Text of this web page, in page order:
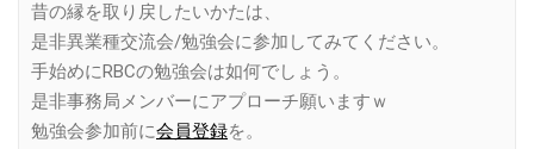
昔の縁を取り戻したいかたは、
是非異業種交流会/勉強会に参加してみてください。
手始めにRBCの勉強会は如何でしょう。
是非事務局メンバーにアプローチ願いますｗ
勉強会参加前に会員登録を。